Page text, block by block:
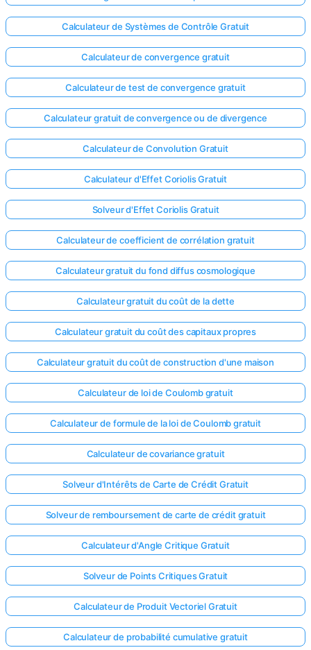
Calculateur de Systèmes de Contrôle Gratuit
Calculateur de convergence gratuit
Calculateur de test de convergence gratuit
Calculateur gratuit de convergence ou de divergence
Calculateur de Convolution Gratuit
Calculateur d'Effet Coriolis Gratuit
Solveur d'Effet Coriolis Gratuit
Calculateur de coefficient de corrélation gratuit
Calculateur gratuit du fond diffus cosmologique
Calculateur gratuit du coût de la dette
Calculateur gratuit du coût des capitaux propres
Calculateur gratuit du coût de construction d'une maison
Calculateur de loi de Coulomb gratuit
Calculateur de formule de la loi de Coulomb gratuit
Calculateur de covariance gratuit
Solveur d'Intérêts de Carte de Crédit Gratuit
Solveur de remboursement de carte de crédit gratuit
Calculateur d'Angle Critique Gratuit
Solveur de Points Critiques Gratuit
Calculateur de Produit Vectoriel Gratuit
Calculateur de probabilité cumulative gratuit